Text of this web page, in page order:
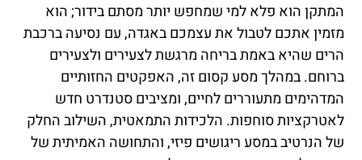
המתקן הוא פלא למי שמחפש יותר מסתם בידור; הוא
מזמין אתכם לטבול את עצמכם באגדה, עם נסיעה ברכבת
הרים שהיא באמת בריחה מרגשת לצעירים ולצעירים
ברוחם. במהלך מסע קסום זה, האפקטים החזותיים
המדהימים מתעוררים לחיים, ומציבים סטנדרט חדש
לאטרקציות סוחפות. הלכידות התמאטית, השילוב החלק
של הנרטיב במסע ריגושים פיזי, והתחושה האמיתית של